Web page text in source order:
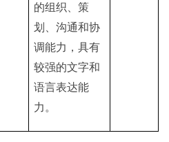
的组织、策
划、沟通和协
调能力，具有
较强的文字和
语言表达能
力。